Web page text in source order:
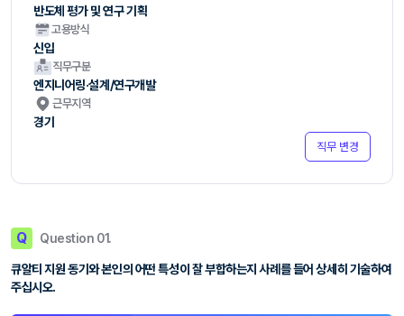
반도체 평가 및 연구 기획
고용방식
신입
직무구분
엔지니어링·설계/연구개발
근무지역
경기
직무 변경
Q Question 01.
큐알티 지원 동기와 본인의 어떤 특성이 잘 부합하는지 사례를 들어 상세히 기술하여
주십시오.